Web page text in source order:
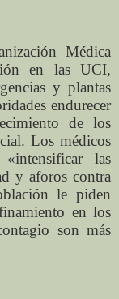
Médica
en las UCI,
y plantas
endurecer
de los
Los médicos
las
y aforos contra
le piden
en los
son más